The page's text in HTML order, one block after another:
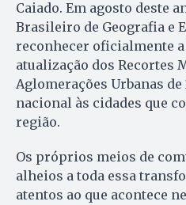
Caiado. Em agosto deste
Brasileiro de Geografia e
reconhecer oficialmente a
atualização dos Recortes
Aglomerações Urbanas
nacional às cidades que
região.
Os próprios meios de
alheios a toda essa
atentos ao que acontece